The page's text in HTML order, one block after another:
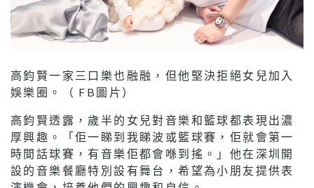
高鈞賢一家三口樂也融融，但他堅決拒絕女兒加入
娛樂圈。（ FB圖片）
高鈞賢透露，歲半的女兒對音樂和籃球都表現出濃
厚興趣。「佢一睇到我睇波或籃球賽，佢就會第一
時間話球賽，有音樂佢都會喺到搖。」他在深圳開
設的音樂餐廳特別設有舞台，希望為小朋友提供表